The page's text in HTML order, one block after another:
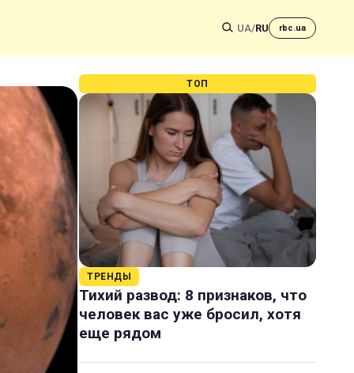
UA/RU rbc.ua
ТОП
ТРЕНДЫ
Тихий развод: 8 признаков, что
человек вас уже бросил, хотя
еще рядом